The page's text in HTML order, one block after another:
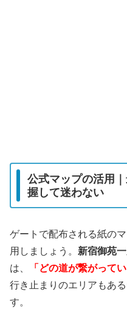
公式マップの活用
握して迷わない
ゲートで配布される紙の
用しましょう。 新宿御苑
は、
「どの道が繋がって
行き止まりのエリアもあ
す。